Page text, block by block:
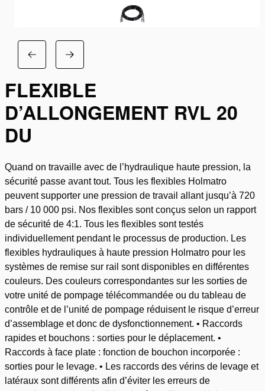
FLEXIBLE
D’ALLONGEMENT RVL 20
DU
Quand on travaille avec de l’hydraulique haute pression, la
sécurité passe avant tout. Tous les flexibles Holmatro
peuvent supporter une pression de travail allant jusqu’à 720
bars / 10 000 psi. Nos flexibles sont conçus selon un rapport
de sécurité de 4:1. Tous les flexibles sont testés
individuellement pendant le processus de production. Les
flexibles hydrauliques à haute pression Holmatro pour les
systèmes de remise sur rail sont disponibles en différentes
couleurs. Des couleurs correspondantes sur les sorties de
votre unité de pompage télécommandée ou du tableau de
contrôle et de l’unité de pompage réduisent le risque d’erreur
d’assemblage et donc de dysfonctionnement. • Raccords
rapides et bouchons : sorties pour le déplacement. •
Raccords à face plate : fonction de bouchon incorporée :
sorties pour le levage. • Les raccords des vérins de levage et
latéraux sont différents afin d’éviter les erreurs de